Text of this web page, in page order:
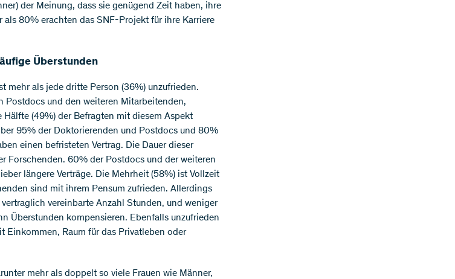
der Meinung, dass sie genügend Zeit haben, ihre
als 80% erachten das SNF-Projekt für ihre Karriere
Überstunden
mehr als jede dritte Person (36%) unzufrieden.
Postdocs und den weiteren Mitarbeitenden,
(49%) der Befragten mit diesem Aspekt
95% der Doktorierenden und Postdocs und 80%
einen befristeten Vertrag. Die Dauer dieser
Forschenden. 60% der Postdocs und der weiteren
längere Verträge. Die Mehrheit (58%) ist Vollzeit
sind mit ihrem Pensum zufrieden. Allerdings
vereinbarte Anzahl Stunden, und weniger
Überstunden kompensieren. Ebenfalls unzufrieden
Raum für das Privatleben oder
mehr als doppelt so viele Frauen wie Männer,